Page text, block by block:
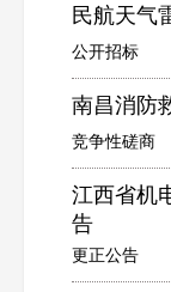
民航天气
公开招标
南昌消防
竞争性磋商
江西省机
告
更正公告